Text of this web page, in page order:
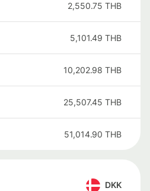
2,550.75 THB
5,101.49 THB
10,202.98 THB
25,507.45 THB
51,014.90 THB
DKK